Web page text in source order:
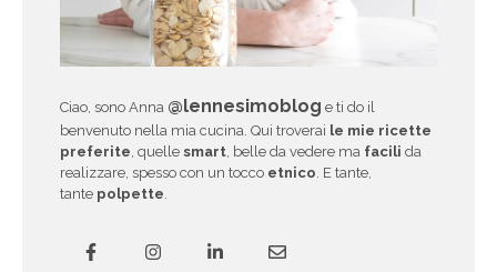
Ciao, sono Anna @lennesimoblog e ti do il
benvenuto nella mia cucina. Qui troverai le mie ricette
preferite, quelle smart, belle da vedere ma facili da
realizzare, spesso con un tocco etnico. E tante,
tante polpette.